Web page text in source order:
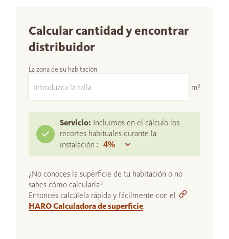
Calcular cantidad y encontrar
distribuidor
La zona de su habitación
m²
Servicio: Incluimos en el cálculo los
recortes habituales durante la
instalación :
¿No conoces la superficie de tu habitación o no
sabes cómo calcularla?
Entonces calcúlela rápida y fácilmente con el
HARO Calculadora de superficie.